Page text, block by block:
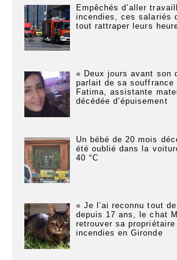
Empêchés d’aller
incendies, ces salariés
tout rattraper leurs
« Deux jours avant son
parlait de sa souffrance
Fatima, assistante
décédée d’épuisement
Un bébé de 20 mois
été oublié dans la
40 °C
« Je l’ai reconnu tout
depuis 17 ans, le chat
retrouver sa propriétaire
incendies en Gironde